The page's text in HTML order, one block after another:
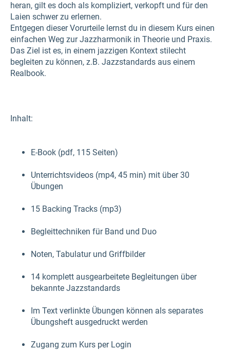
heran, gilt es doch als kompliziert, verkopft und für den
Laien schwer zu erlernen.
Entgegen dieser Vorurteile lernst du in diesem Kurs einen
einfachen Weg zur Jazzharmonik in Theorie und Praxis.
Das Ziel ist es, in einem jazzigen Kontext stilecht
begleiten zu können, z.B. Jazzstandards aus einem
Realbook.
Inhalt:
E-Book (pdf, 115 Seiten)
Unterrichtsvideos (mp4, 45 min) mit über 30
Übungen
15 Backing Tracks (mp3)
Begleittechniken für Band und Duo
Noten, Tabulatur und Griffbilder
14 komplett ausgearbeitete Begleitungen über
bekannte Jazzstandards
Im Text verlinkte Übungen können als separates
Übungsheft ausgedruckt werden
Zugang zum Kurs per Login